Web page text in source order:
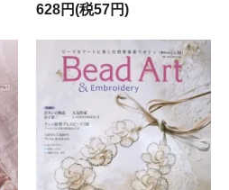
628円(税57円)